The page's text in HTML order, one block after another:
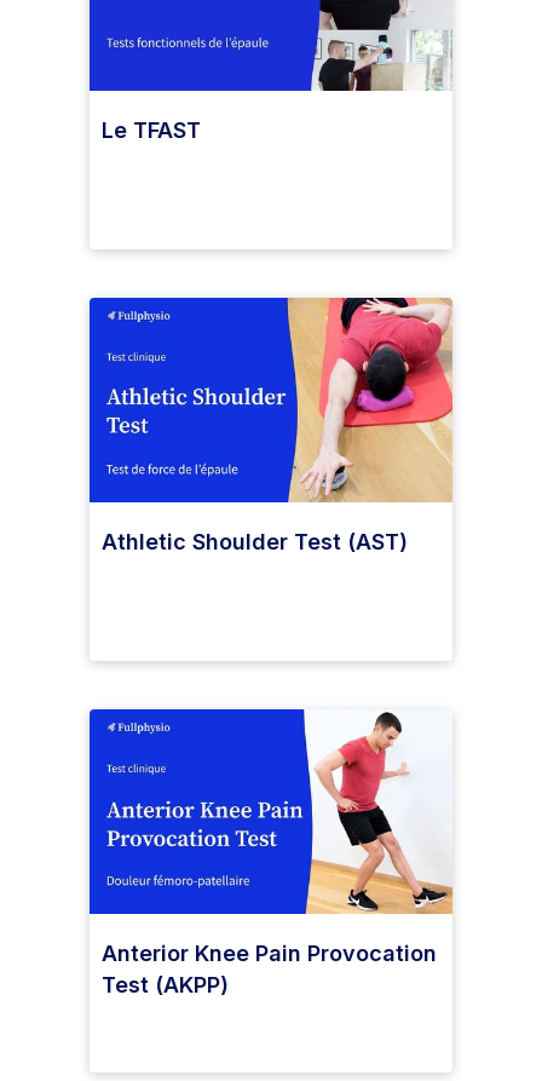
Le TFAST
Athletic Shoulder Test (AST)
Anterior Knee Pain Provocation
Test (AKPP)